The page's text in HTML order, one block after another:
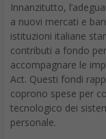
Innanzitutto,
a nuovi mercati e
istituzioni italiane
contributi a fondo
accompagnare le
Act. Questi fondi
coprono spese per
tecnologico dei
personale.